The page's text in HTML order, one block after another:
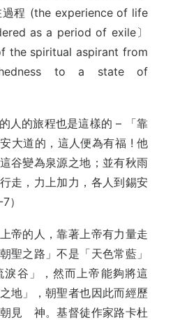
過程 (the experience of life
as a period of exile〕
the spiritual aspirant from
to a state of
人的旅程也是這樣的 – 「靠
大道的，這人便為有福 ! 他
谷變為泉源之地；並有秋雨
走，力上加力，各人到錫安
）
帝的人，靠著上帝有力量走
聖之路」不是「天色常藍」
谷」，然而上帝能夠將這
地」，朝聖者也因此而經歷
朝見 神。基督徒作家路卡杜